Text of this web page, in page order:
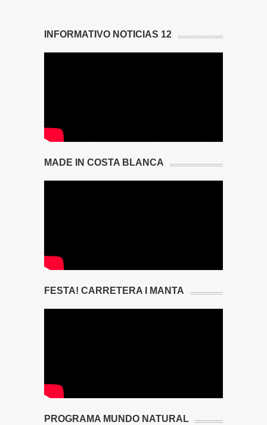
INFORMATIVO NOTICIAS 12
MADE IN COSTA BLANCA
FESTA! CARRETERA I MANTA
PROGRAMA MUNDO NATURAL